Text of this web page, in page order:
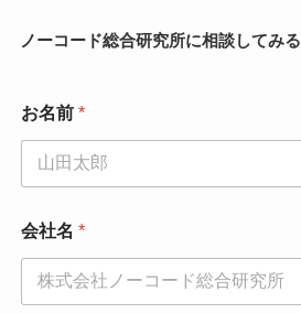
ノーコード総合研究所に相談してみる
お名前 *
会社名 *